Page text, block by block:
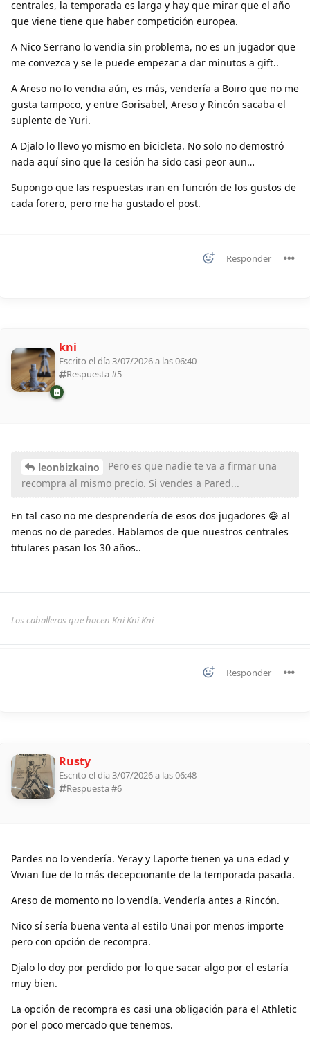
centrales, la temporada es larga y hay que mirar que el año
que viene tiene que haber competición europea.
A Nico Serrano lo vendia sin problema, no es un jugador que
me convezca y se le puede empezar a dar minutos a gift..
A Areso no lo vendia aún, es más, vendería a Boiro que no me
gusta tampoco, y entre Gorisabel, Areso y Rincón sacaba el
suplente de Yuri.
A Djalo lo llevo yo mismo en bicicleta. No solo no demostró
nada aquí sino que la cesión ha sido casi peor aun…
Supongo que las respuestas iran en función de los gustos de
cada forero, pero me ha gustado el post.
Responder
kni
Escrito el día 3/07/2026 a las 06:40
Respuesta #5
leonbizkaino
Pero es que nadie te va a firmar una
recompra al mismo precio. Si vendes a Pared...
En tal caso no me desprendería de esos dos jugadores 😅 al
menos no de paredes. Hablamos de que nuestros centrales
titulares pasan los 30 años..
Los caballeros que hacen Kni Kni Kni
Responder
Rusty
Escrito el día 3/07/2026 a las 06:48
Respuesta #6
Pardes no lo vendería. Yeray y Laporte tienen ya una edad y
Vivian fue de lo más decepcionante de la temporada pasada.
Areso de momento no lo vendía. Vendería antes a Rincón.
Nico sí sería buena venta al estilo Unai por menos importe
pero con opción de recompra.
Djalo lo doy por perdido por lo que sacar algo por el estaría
muy bien.
La opción de recompra es casi una obligación para el Athletic
por el poco mercado que tenemos.